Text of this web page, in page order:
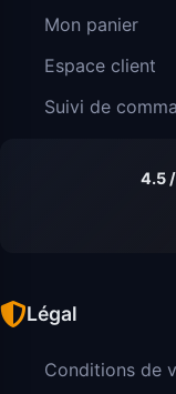
Mon panier
Espace client
Suivi de
4.5
Légal
Conditions de